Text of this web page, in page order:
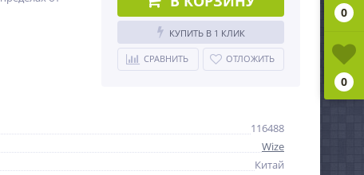
КУПИТЬ В 1 КЛИК
СРАВНИТЬ ОТЛОЖИТЬ
116488
Wize
Китай
0
0